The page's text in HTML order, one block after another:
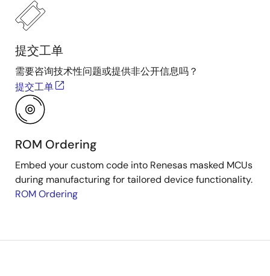
提交工单
需要咨询技术性问题或提供非公开信息吗？
提交工单
ROM Ordering
Embed your custom code into Renesas masked MCUs
during manufacturing for tailored device functionality.
ROM Ordering